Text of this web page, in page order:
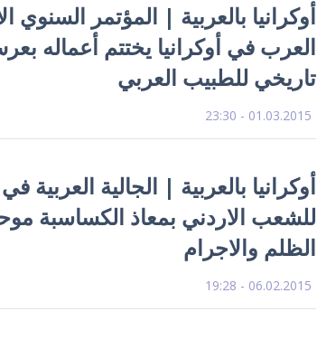
أوكرانيا بالعربية | المؤتمر السنوي
العرب في أوكرانيا يختتم أعماله
تاريخي للطبيب العربي
01.03.2015 - 23:30
أوكرانيا بالعربية | الجالية العربية
للشعب الاردني بمعاذ الكساسبة
الظلم والاجرام
06.02.2015 - 19:28